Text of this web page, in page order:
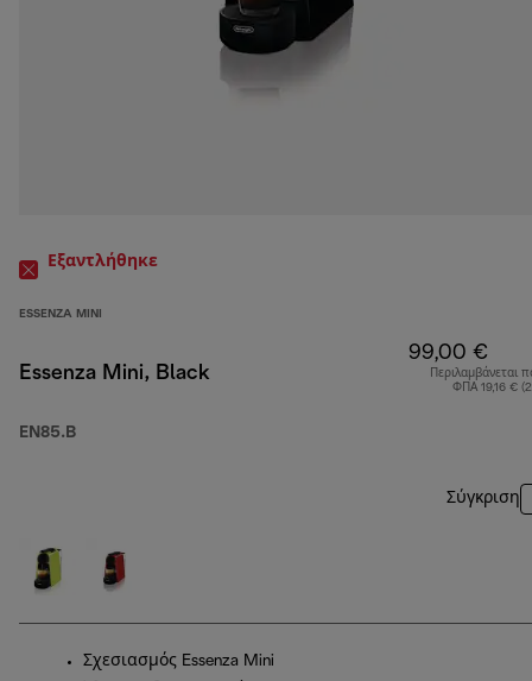
Εξαντλήθηκε
ESSENZA MINI
Essenza Mini, Black
EN85.B
99,00 €
Περιλαμβάνεται
ΦΠΑ 19,16 €
Σύγκριση
Σχεσιασμός Essenza Mini